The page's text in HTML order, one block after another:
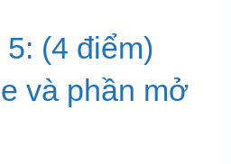
(4 điểm)
và phần mở